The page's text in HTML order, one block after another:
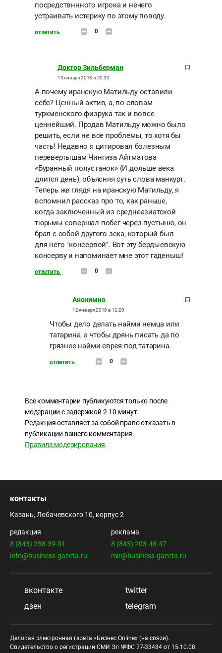
посредствннного игрока и нечего
устраивать истерику по этому поводу.
ответить 0
Доктор Зильберман
10 января 2018 в 20:30
А почему иранскую Матильду оставили
себе? Ценный актив, а, по словам
туркменского физрука так и вовсе
ценнейший. Продав Матильду можно было
решить, если не все проблемы, то хотя бы
часть! Недавно я цитировал болезным
перевертышам Чингиза Айтматова
«Буранный полустанок» (И дольше века
длится день), объясняя суть слова манкурт.
Теперь же глядя на иранскую Матильду, я
вспомнил рассказ про то, как раньше,
когда заключенный из среднеазиатской
тюрьмы совершал побег через пустыню, он
брал с собой другого зека, который был
для него "консервой". Вот эту бердыевскую
консерву и напоминает мне этот гаденыш!
ответить 0
Анонимно
12 января 2018 в 12:20
Чтобы дело делать найми немца или
татарина, а чтобы дрянь писать да по
грязнее найми еврея под татарина.
ответить 0
Все комментарии публикуются только после
модерации с задержкой 2-10 минут.
Редакция оставляет за собой право отказать в
публикации вашего комментария.
Правила модерирования.
контакты
Казань, Лобачевского 10, корпус 2
редакция
8 (843) 238-39-01
info@business-gazeta.ru
реклама
8 (843) 203-48-47
mir@business-gazeta.ru
вконтакте
twitter
дзен
telegram
Деловая электронная газета «Бизнес Online» (на связи).
Свидетельство о регистрации СМИ Эл №ФС 77-33484 от 15.10.08.